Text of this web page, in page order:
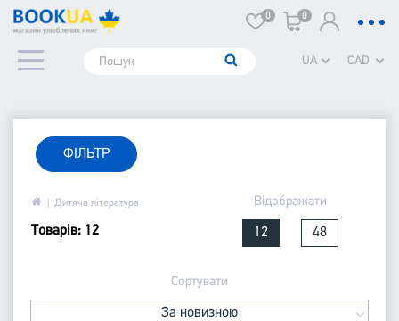
0 0
UA CAD
ФІЛЬТР
Дитяча література
Товарів: 12
Відображати
12 48
Сортувати
За новизною